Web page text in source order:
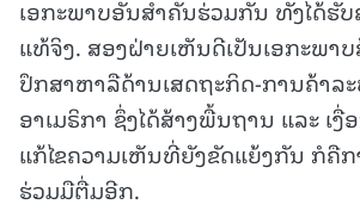
ເອກະພາບອັນສໍາຄັນຮ່ວມກັນ ທັງໄດ້
ແທ້ຈິງ. ສອງຝ່າຍເຫັນດີເປັນເອກະພາ
ປຶກສາຫາລືດ້ານເສດຖະກິດ-ການຄ້າລ
ອາເມຣິກາ ຊຶ່ງໄດ້ສ້າງພື້ນຖານ ແລະ ເງື່
ແກ້ໄຂຄວາມເຫັນທີ່ຍັງຂັດແຍ້ງກັນ ກໍຄື
ຮ່ວມມືຕື່ມອີກ.